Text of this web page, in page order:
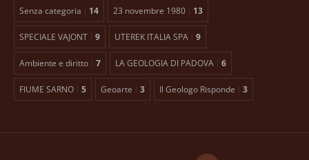
Senza categoria 14 23 novembre 1980 13
SPECIALE VAJONT 9 UTEREK ITALIA SPA 9
Ambiente e diritto 7 LA GEOLOGIA DI PADOVA 6
FIUME SARNO 5 Geoarte 3 Il Geologo Risponde 3